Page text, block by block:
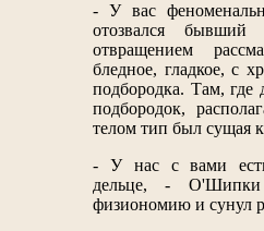
- У вас
отозвался
отвращением
бледное, гладкое, с
подбородка. Там, где
подбородок,
телом тип был сущая
- У нас с вами есть
дельце, - О'Шипки
физиономию и сунул